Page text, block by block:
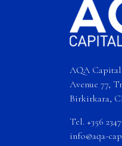
AQA
Avenue 77,
Birkirkara,
Tel. +356
info@aqa-